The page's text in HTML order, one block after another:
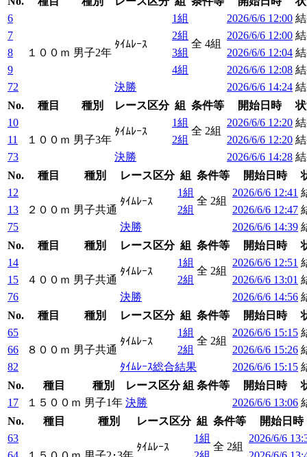
6
１００ｍ 男子2年
ﾀｲﾑﾚｰｽ
1組
全 4組
2026/6/6 12:00
7
2組 2026/6/6 12:00
8
3組 2026/6/6 12:04
9
4組 2026/6/6 12:08
72
決勝 2026/6/6 14:24
No.
種目 種別 レース区分 組 条件等 開始日時
10
１００ｍ 男子3年
ﾀｲﾑﾚｰｽ
1組
全 2組
2026/6/6 12:20
11
2組 2026/6/6 12:20
73
決勝 2026/6/6 14:28
No.
種目 種別 レース区分 組 条件等 開始日時
12
２００ｍ 男子共通
ﾀｲﾑﾚｰｽ
1組
全 2組
2026/6/6 12:41
13
2組 2026/6/6 12:47
75
決勝 2026/6/6 14:39
No.
種目 種別 レース区分 組 条件等 開始日時
14
４００ｍ 男子共通
ﾀｲﾑﾚｰｽ
1組
全 2組
2026/6/6 12:51
15
2組 2026/6/6 13:01
76
決勝 2026/6/6 14:56
No.
種目 種別 レース区分 組 条件等 開始日時
65
８００ｍ 男子共通
ﾀｲﾑﾚｰｽ
1組
全 2組
2026/6/6 15:15
66
2組 2026/6/6 15:26
82
ﾀｲﾑﾚｰｽ総合結果 2026/6/6 15:15
No.
種目 種別 レース区分 組 条件等 開始日時
17
１５００ｍ 男子1年 決勝 2026/6/6 13:06
No.
種目 種別 レース区分 組 条件等
開始日時
63
ﾀｲﾑﾚｰｽ
1組
全 2組
2026/6/6